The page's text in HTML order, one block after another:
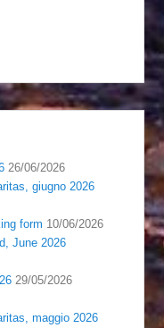
26/06/2026
giugno 2026
form 10/06/2026
June 2026
29/05/2026
maggio 2026